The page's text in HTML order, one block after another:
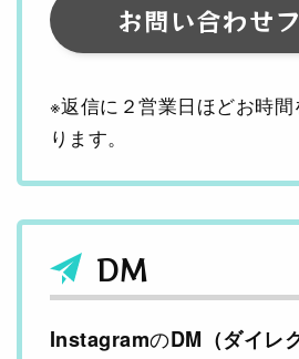
お問い合わせ
※返信に２営業日ほどお時
ります。
DM
InstagramのDM（ダイレ